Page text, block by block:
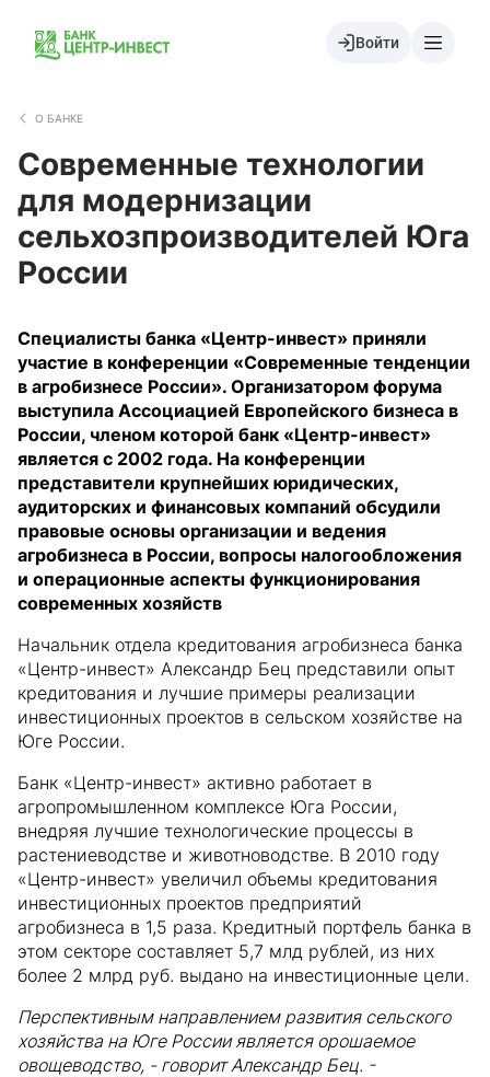
Войти
О БАНКЕ
Современные технологии
для модернизации
сельхозпроизводителей Юга
России
Специалисты банка «Центр-инвест» приняли
участие в конференции «Современные тенденции
в агробизнесе России». Организатором форума
выступила Ассоциацией Европейского бизнеса в
России, членом которой банк «Центр-инвест»
является с 2002 года. На конференции
представители крупнейших юридических,
аудиторских и финансовых компаний обсудили
правовые основы организации и ведения
агробизнеса в России, вопросы налогообложения
и операционные аспекты функционирования
современных хозяйств
Начальник отдела кредитования агробизнеса банка
«Центр-инвест» Александр Бец представили опыт
кредитования и лучшие примеры реализации
инвестиционных проектов в сельском хозяйстве на
Юге России.
Банк «Центр-инвест» активно работает в
агропромышленном комплексе Юга России,
внедряя лучшие технологические процессы в
растениеводстве и животноводстве. В 2010 году
«Центр-инвест» увеличил объемы кредитования
инвестиционных проектов предприятий
агробизнеса в 1,5 раза. Кредитный портфель банка в
этом секторе составляет 5,7 млд рублей, из них
более 2 млрд руб. выдано на инвестиционные цели.
Перспективным направлением развития сельского
хозяйства на Юге России является орошаемое
овощеводство, - говорит Александр Бец. -